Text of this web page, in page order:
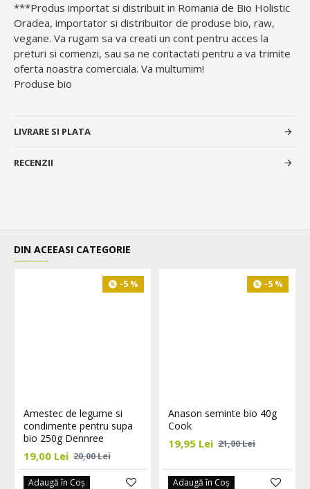
***Produs importat si distribuit in Romania de Bio Holistic
Oradea, importator si distribuitor de produse bio, raw,
vegane. Va rugam sa va creati un cont pentru acces la
preturi si comenzi, sau sa ne contactati pentru a va trimite
oferta noastra comerciala. Va multumim!
Produse bio
LIVRARE SI PLATA
RECENZII
DIN ACEEASI CATEGORIE
-5 %
Amestec de legume si
condimente pentru supa
bio 250g Dennree
19,00 Lei 20,00 Lei
Adaugă în Coş
-5 %
Anason seminte bio 40g
Cook
19,95 Lei 21,00 Lei
Adaugă în Coş